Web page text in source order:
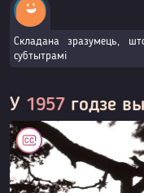
Складана зразумець,
субтытрамі
У 1957 годзе